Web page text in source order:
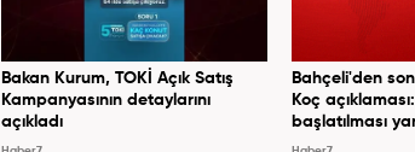
Bakan Kurum, TOKİ Açık Satış
Kampanyasının detaylarını
açıkladı
Bahçeli'den
Koç
başlatılması